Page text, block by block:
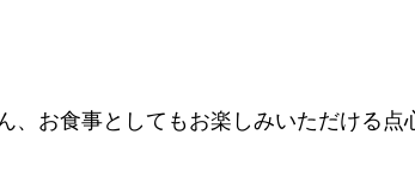
、お食事としてもお楽しみいただける点